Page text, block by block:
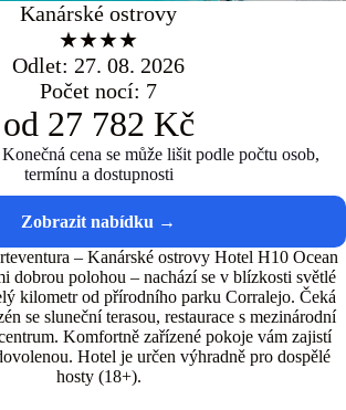
Kanárské ostrovy
★★★★
Odlet: 27. 08. 2026
Počet nocí: 7
od 27 782 Kč
cena se může lišit podle počtu osob,
termínu a dostupnosti
– Kanárské ostrovy Hotel H10 Ocean
dobrou polohou – nachází se v blízkosti světlé
kilometr od přírodního parku Corralejo. Čeká
se sluneční terasou, restaurace s mezinárodní
Komfortně zařízené pokoje vám zajistí
Hotel je určen výhradně pro dospělé
hosty (18+).